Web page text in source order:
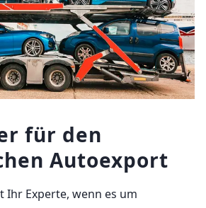
für den
Autoexport
Ihr Experte, wenn es um